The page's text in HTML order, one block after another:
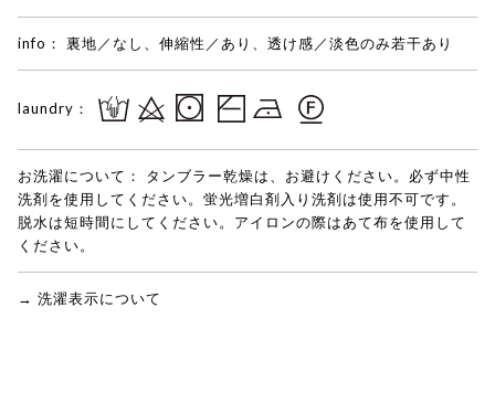
info： 裏地／なし、伸縮性／あり、透け感／淡色のみ若干あり
laundry：
お洗濯について：
タンブラー乾燥は、お避けください。必ず中性
洗剤を使用してください。蛍光増白剤入り洗剤は使用不可です。
脱水は短時間にしてください。アイロンの際はあて布を使用して
ください。
→ 洗濯表示について